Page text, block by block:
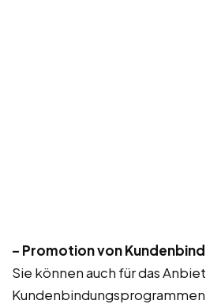
– Promotion von
Sie können auch für das